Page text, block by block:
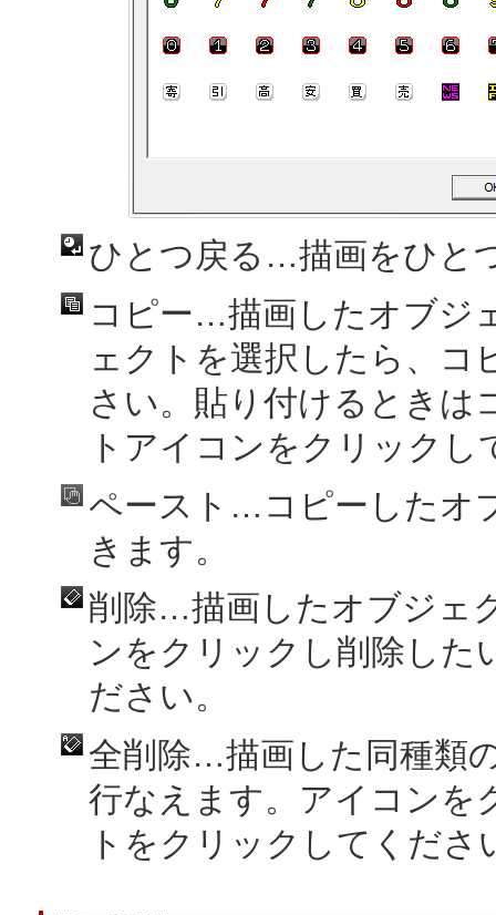
ひとつ戻る…描画をひと
コピー…描画したオブジ
ェクトを選択したら、コ
さい。貼り付けるときは
トアイコンをクリックし
ペースト…コピーしたオ
きます。
削除…描画したオブジェ
ンをクリックし削除し
ださい。
全削除…描画した同種類
行なえます。アイコンを
トをクリックしてくださ